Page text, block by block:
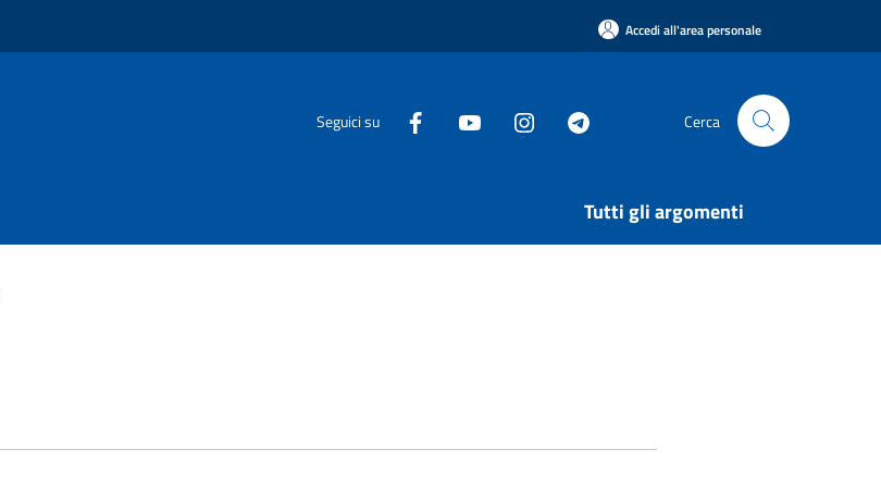
Accedi all'area personale
Seguici su Cerca
Tutti gli argomenti